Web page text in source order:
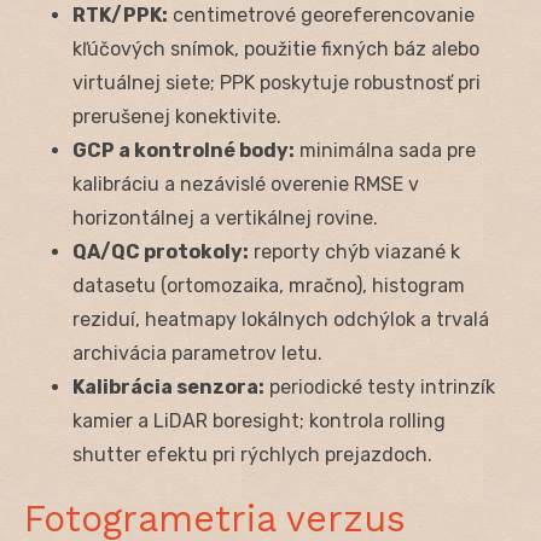
RTK/PPK: centimetrové georeferencovanie
kľúčových snímok, použitie fixných báz alebo
virtuálnej siete; PPK poskytuje robustnosť pri
prerušenej konektivite.
GCP a kontrolné body: minimálna sada pre
kalibráciu a nezávislé overenie RMSE v
horizontálnej a vertikálnej rovine.
QA/QC protokoly: reporty chýb viazané k
datasetu (ortomozaika, mračno), histogram
reziduí, heatmapy lokálnych odchýlok a trvalá
archivácia parametrov letu.
Kalibrácia senzora: periodické testy intrinzík
kamier a LiDAR boresight; kontrola rolling
shutter efektu pri rýchlych prejazdoch.
Fotogrametria verzus